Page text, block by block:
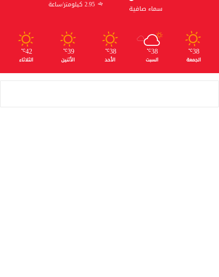
سماء صافية
2.95 كيلومتر/ساعة
38
℃
الجمعة
38
℃
السبت
38
℃
الأحد
39
℃
الأثنين
42
℃
الثلاثاء